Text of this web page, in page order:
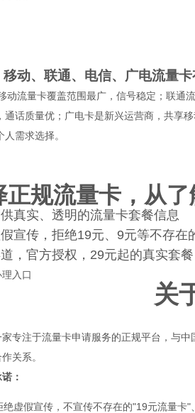
移动、联通、电信、广电流量
动流量卡覆盖范围最广，信号稳定；联通
通话质量优；广电卡是新兴运营商，共享
人需求选择。
正规流量卡，从
真实、透明的流量卡套餐信息
宣传，拒绝19元、9元等不存在
，官方授权，29元起的真实套餐
入口
关
专注于流量卡申请服务的正规平台，与
关系。
：
绝虚假宣传，不宣传不存在的"19元流量卡"